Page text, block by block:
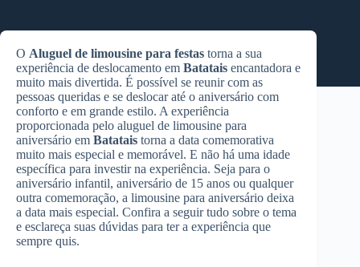
O Aluguel de limousine para festas torna a sua
experiência de deslocamento em Batatais encantadora e
muito mais divertida. É possível se reunir com as
pessoas queridas e se deslocar até o aniversário com
conforto e em grande estilo. A experiência
proporcionada pelo aluguel de limousine para
aniversário em Batatais torna a data comemorativa
muito mais especial e memorável. E não há uma idade
específica para investir na experiência. Seja para o
aniversário infantil, aniversário de 15 anos ou qualquer
outra comemoração, a limousine para aniversário deixa
a data mais especial. Confira a seguir tudo sobre o tema
e esclareça suas dúvidas para ter a experiência que
sempre quis.